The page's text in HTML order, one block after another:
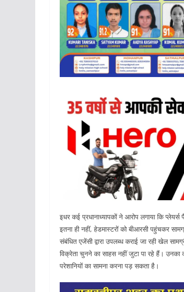
इधर कई प्रधानाध्यापकों ने आरोप लगाया कि
इतना ही नहीं, हेडमास्टरों को बीआरसी पहुंचकर
संबंधित एजेंसी द्वारा उपलब्ध कराई जा रही खेल
विक्रेता चुनने का साहस नहीं जुटा पा रहे हैं। उनका
परेशानियों का सामना करना पड़ सकता है।